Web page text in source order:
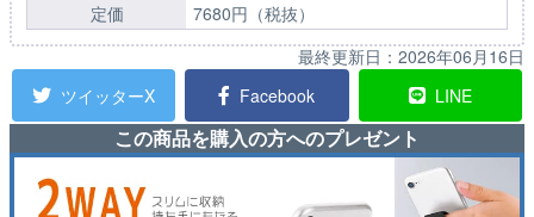
定価
7680円（税抜）
最終更新日： 2026年06月16日
ツイッターX
Facebook LINE
この商品を購入の方へのプレゼント